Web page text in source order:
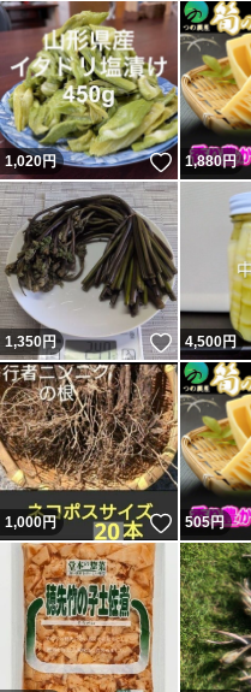
1,020円 いいね！
1,880円
1,350円 いいね！
4,500円
1,000円 いいね！
505円